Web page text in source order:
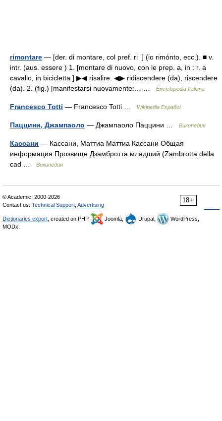
rimontare — [der. di montare, col pref. ri ] (io rimónto, ecc.). ■ v.
intr. (aus. essere ) 1. [montare di nuovo, con le prep. a, in : r. a
cavallo, in bicicletta ] ▶◀ risalire. ◀▶ ridiscendere (da), riscendere
(da). 2. (fig.) [manifestarsi nuovamente:… …
Enciclopedia Italiana
Francesco Totti — Francesco Totti … Wikipedia Español
Паццини, Джампаоло — Джампаоло Паццини … Википедия
Кассани — Кассани, Маттиа Маттиа Кассани Общая
информация Прозвище Дзамбротта младший (Zambrotta della
cad …
Википедия
18+
© Academic, 2000-2026
Contact us: Technical Support Advertising
Dictionaries export , created on PHP, Joomla, Drupal,
WordPress,
MODx.